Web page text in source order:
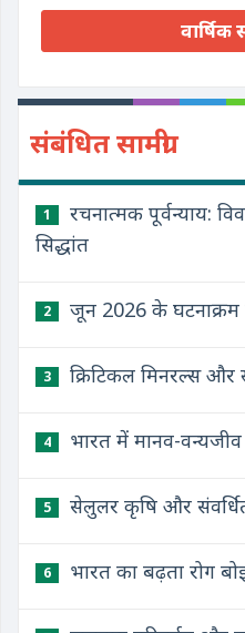
वार्षिक
संबंधित सामग्री
1
रचनात्मक पूर्वन्याय:
सिद्धांत
2 जून 2026 के घटनाक्रम
3 क्रिटिकल मिनरल्स और
4 भारत में मानव-वन्यजीव
5 सेलुलर कृषि और
6 भारत का बढ़ता रोग